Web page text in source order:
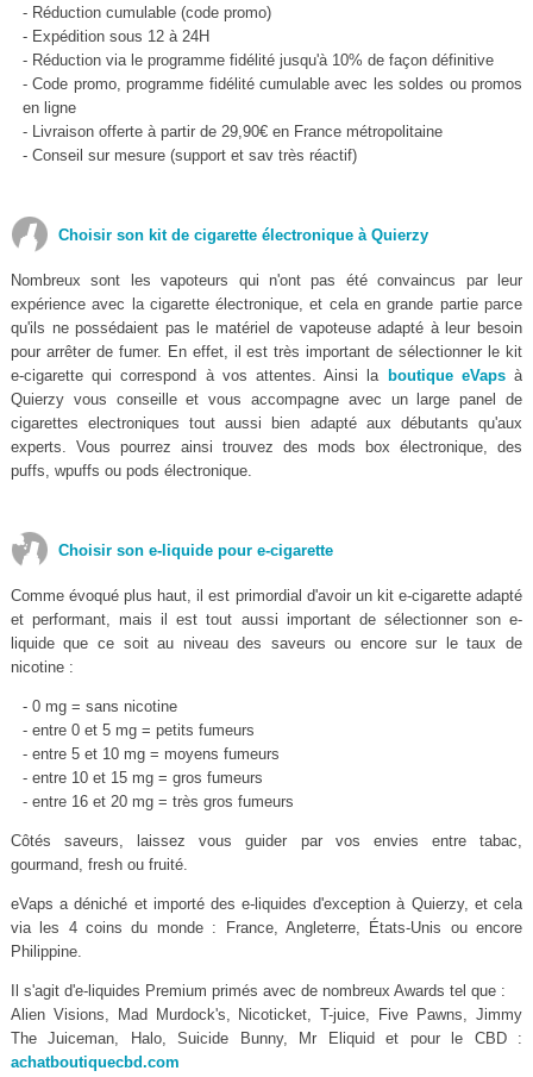
- Réduction cumulable (code promo)
- Expédition sous 12 à 24H
- Réduction via le programme fidélité jusqu'à 10% de façon définitive
- Code promo, programme fidélité cumulable avec les soldes ou promos
en ligne
- Livraison offerte à partir de 29,90€ en France métropolitaine
- Conseil sur mesure (support et sav très réactif)
Choisir son kit de cigarette électronique à Quierzy
Nombreux sont les vapoteurs qui n'ont pas été convaincus par leur
expérience avec la cigarette électronique, et cela en grande partie parce
qu'ils ne possédaient pas le matériel de vapoteuse adapté à leur besoin
pour arrêter de fumer. En effet, il est très important de sélectionner le kit
e-cigarette qui correspond à vos attentes. Ainsi la boutique eVapsà
Quierzy vous conseille et vous accompagne avec un large panel de
cigarettes electroniques tout aussi bien adapté aux débutants qu'aux
experts. Vous pourrez ainsi trouvez des mods box électronique, des
puffs, wpuffs ou pods électronique.
Choisir son e-liquide pour e-cigarette
Comme évoqué plus haut, il est primordial d'avoir un kit e-cigarette adapté
et performant, mais il est tout aussi important de sélectionner son e-
liquide que ce soit au niveau des saveurs ou encore sur le taux de
nicotine :
- 0 mg = sans nicotine
- entre 0 et 5 mg = petits fumeurs
- entre 5 et 10 mg = moyens fumeurs
- entre 10 et 15 mg = gros fumeurs
- entre 16 et 20 mg = très gros fumeurs
Côtés saveurs, laissez vous guider par vos envies entre tabac,
gourmand, fresh ou fruité.
eVaps a déniché et importé des e-liquides d'exception à Quierzy, et cela
via les 4 coins du monde : France, Angleterre, États-Unis ou encore
Philippine.
Il s'agit d'e-liquides Premium primés avec de nombreux Awards tel que :
Alien Visions, Mad Murdock's, Nicoticket, T-juice, Five Pawns, Jimmy
The Juiceman, Halo, Suicide Bunny, Mr Eliquid et pour le CBD :
achatboutiquecbd.com